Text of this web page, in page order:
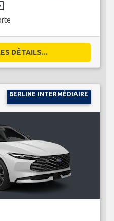
DÉTAILS...
BERLINE INTERMÉDIAIRE